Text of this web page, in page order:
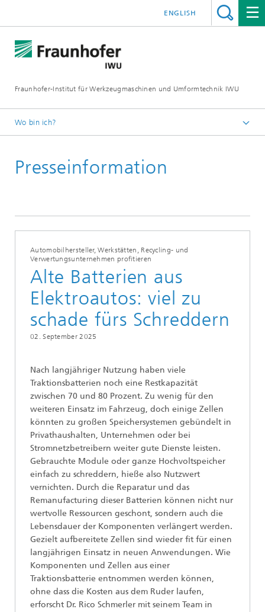
Fraunhofer-Institut für Werkzeugmaschinen und Umformtechnik IWU
ENGLISH
Wo bin ich?
Newsroom / Presse
Presseinformation
Automobilhersteller, Werkstätten, Recycling- und
Verwertungsunternehmen profitieren
Alte Batterien aus
Elektroautos: viel zu
schade fürs Schreddern
02. September 2025
Nach langjähriger Nutzung haben viele
Traktionsbatterien noch eine Restkapazität
zwischen 70 und 80 Prozent. Zu wenig für den
weiteren Einsatz im Fahrzeug, doch einige Zellen
könnten zu großen Speichersystemen gebündelt in
Privathaushalten, Unternehmen oder bei
Stromnetzbetreibern weiter gute Dienste leisten.
Gebrauchte Module oder ganze Hochvoltspeicher
einfach zu schreddern, hieße also Nutzwert
vernichten. Durch die Reparatur und das
Remanufacturing dieser Batterien können nicht nur
wertvolle Ressourcen geschont, sondern auch die
Lebensdauer der Komponenten verlängert werden.
Gezielt aufbereitete Zellen sind wieder fit für einen
langjährigen Einsatz in neuen Anwendungen. Wie
Komponenten und Zellen aus einer
Traktionsbatterie entnommen werden können,
ohne dass die Kosten aus dem Ruder laufen,
erforscht Dr. Rico Schmerler mit seinem Team in